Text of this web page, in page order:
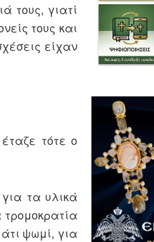
τους, γιατί
τους και
είχαν
τότε ο
τα υλικά
ψωμί, για